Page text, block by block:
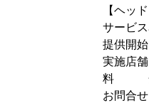
【ヘッ
サービ
提供開
実施店
料 金
お問合